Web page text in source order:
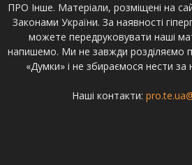
ПРО Інше. Матеріали, розміщені на
Законами України. За наявності
можете передруковувати наші
напишемо. Ми не завжди розділяємо
«Думки» і не збираємося нести за
Наші контакти: